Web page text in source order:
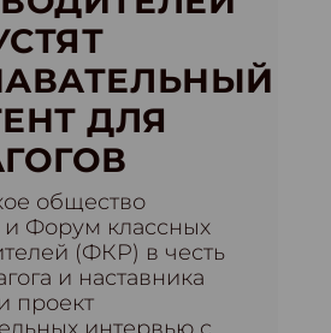
ДЛЯ
общество
и Форум классных
(ФКР) в честь
и наставника
проект